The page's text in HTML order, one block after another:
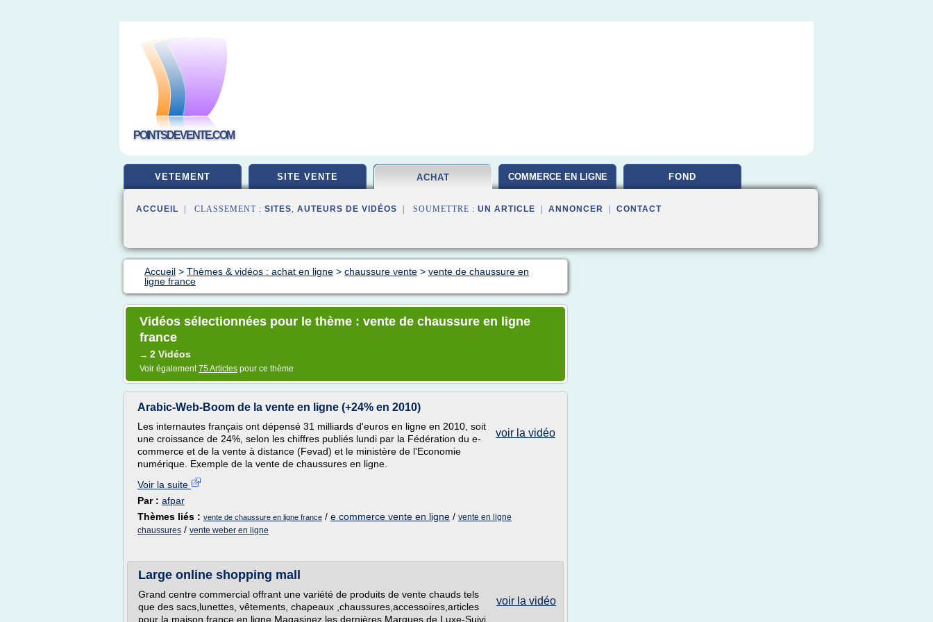
POINTSDEVENTE.COM
VETEMENT SITE VENTE ACHAT COMMERCE EN LIGNE FOND
ACCUEIL | CLASSEMENT : SITES, AUTEURS DE VIDÉOS | SOUMETTRE : UN ARTICLE ANNONCER CONTACT
Accueil > Thèmes & vidéos : achat en ligne > chaussure vente > vente de chaussure en
ligne france
Vidéos sélectionnées pour le thème : vente de chaussure en ligne
france
→ 2 Vidéos
Voir également75 Articles pour ce thème
Arabic-Web-Boom de la vente en ligne (+24% en 2010)
voir la vidéo
Les internautes français ont dépensé 31 milliards d'euros en ligne en 2010, soit
une croissance de 24%, selon les chiffres publiés lundi par la Fédération du e-
commerce et de la vente à distance (Fevad) et le ministère de l'Economie
numérique. Exemple de la vente de chaussures en ligne.
Voir la suite
Par : afpar
Thèmes liés : vente de chaussure en ligne france / e commerce vente en ligne / vente en ligne
chaussures / vente weber en ligne
Large online shopping mall
voir la vidéo
Grand centre commercial offrant une variété de produits de vente chauds tels
que des sacs,lunettes, vêtements, chapeaux ,chaussures,accessoires,articles
pour la maison france en ligne.Magasinez les dernières Marques de Luxe-Suivi